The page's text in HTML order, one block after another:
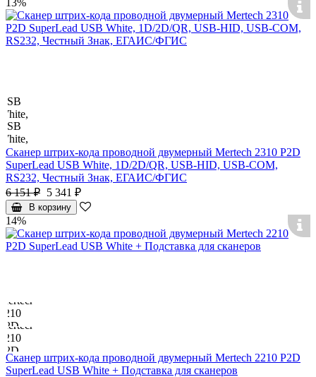
Импортер - ООО "ВОЛЬТЕКО РУС", 141143, Московская обл,
Щелковский район, Медвежьи Озера д, Сосновая ул, дом No1,
ИНН 971805288, ОГРН1177746255851
Сканер штрих-кода проводной двумерный Mertech 2310 P2D
SuperLead USB White, 1D/2D/QR, USB-HID, USB-COM,
RS232, Честный Знак, ЕГАИС/ФГИС
6 151 ₽ 5 341 ₽
В корзину
14%
Сканер штрих-кода проводной двумерный Mertech 2210 P2D
SuperLead USB White + Подставка для сканеров